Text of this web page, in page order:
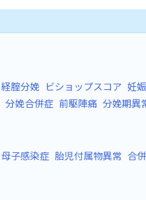
経腟分娩 ビショップスコア 妊
分娩合併症 前駆陣痛 分娩期異
母子感染症 胎児付属物異常 合